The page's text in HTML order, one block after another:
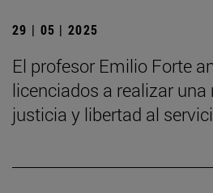
29 | 05 | 2025
El profesor Emilio Forte
licenciados a realizar
justicia y libertad al